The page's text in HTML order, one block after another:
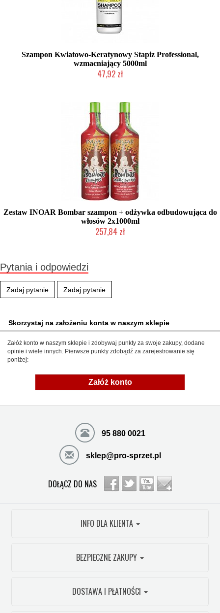
Szampon Kwiatowo-Keratynowy Stapiz Professional,
wzmacniający 5000ml
47,92 zł
Zestaw INOAR Bombar szampon + odżywka odbudowująca do
włosów 2x1000ml
257,84 zł
Pytania i odpowiedzi
Zadaj pytanie Zadaj pytanie
Skorzystaj na założeniu konta w naszym sklepie
Załóż konto w naszym sklepie i zdobywaj punkty za swoje zakupy, dodane
opinie i wiele innych. Pierwsze punkty zdobądź za zarejestrowanie się
poniżej:
Załóż konto
95 880 0021
sklep@pro-sprzet.pl
DOŁĄCZ DO NAS
INFO DLA KLIENTA
BEZPIECZNE ZAKUPY
DOSTAWA I PŁATNOŚCI